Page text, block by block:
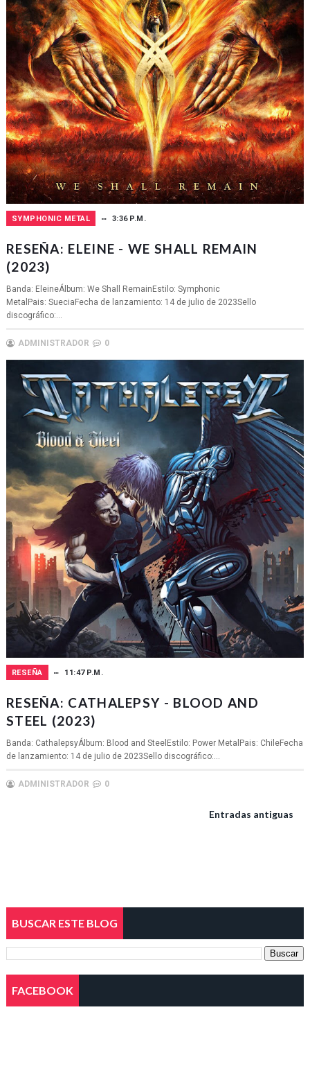
SYMPHONIC METAL 3:36 P.M.
RESEÑA: ELEINE - WE SHALL REMAIN
(2023)
Banda: EleineÁlbum: We Shall RemainEstilo: Symphonic
MetalPais: SueciaFecha de lanzamiento: 14 de julio de 2023Sello
discográfico:...
ADMINISTRADOR 0
RESEÑA 11:47 P.M.
RESEÑA: CATHALEPSY - BLOOD AND
STEEL (2023)
Banda: CathalepsyÁlbum: Blood and SteelEstilo: Power MetalPais: ChileFecha
de lanzamiento: 14 de julio de 2023Sello discográfico:...
ADMINISTRADOR 0
Entradas antiguas
BUSCAR ESTE BLOG
FACEBOOK